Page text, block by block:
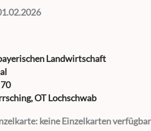
Landwirtschaft
OT Lochschwab
keine Einzelkarten verfügbar